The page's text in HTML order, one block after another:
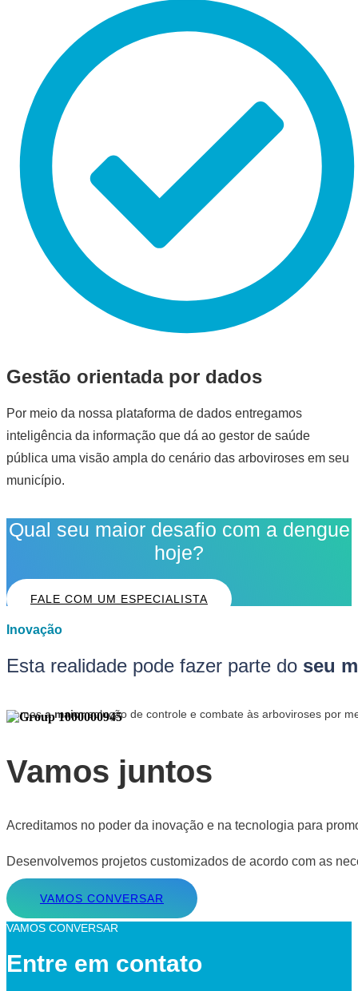
Gestão orientada por dados
Por meio da nossa plataforma de dados entregamos
inteligência da informação que dá ao gestor de saúde
pública uma visão ampla do cenário das arboviroses em seu
município.
Qual seu maior desafio com a dengue
hoje?
FALE COM UM ESPECIALISTA
Inovação
Esta realidade pode fazer parte do seu
Somosa maiorsolução de controle e combate às arboviroses por
Vamos juntos
Acreditamos no poder da inovação e na tecnologia para
Desenvolvemos projetos customizados de acordo com as
VAMOS CONVERSAR
VAMOS CONVERSAR
Entre em contato